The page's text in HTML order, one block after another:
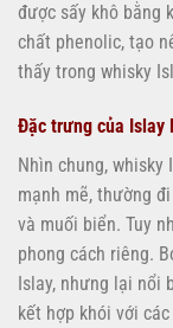
được sấy khô bằng
chất phenolic, tạo
thấy trong whisky
Đặc trưng của Islay
Nhìn chung,
mạnh mẽ, thường
và muối biển. Tuy
phong cách riêng.
Islay, nhưng lại nổi
kết hợp khói với